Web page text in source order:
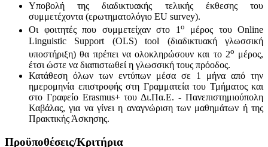
Υποβολή της διαδικτυακής τελικής έκθεσης του
συμμετέχοντα (ερωτηματολόγιο EU survey).
Οι φοιτητές που συμμετείχαν στο 1ο μέρος του Οnline
Linguistic Support (OLS) tool (διαδικτυακή γλωσσική
υποστήριξη) θα πρέπει να ολοκληρώσουν και το 2ο μέρος,
έτσι ώστε να διαπιστωθεί η γλωσσική τους πρόοδος.
Κατάθεση όλων των εντύπων μέσα σε 1 μήνα από την
ημερομηνία επιστροφής στη Γραμματεία του Τμήματος και
στο Γραφείο Erasmus+ του Δι.Πα.Ε. - Πανεπιστημιούπολη
Καβάλας, για να γίνει η αναγνώριση των μαθημάτων ή της
Πρακτικής Άσκησης.
Προϋποθέσεις/Κριτήρια